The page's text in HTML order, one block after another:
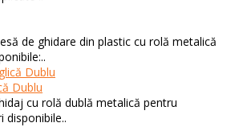
de ghidare din plastic cu rolă metalică
Dublu
cu rolă dublă metalică pentru
disponibile..